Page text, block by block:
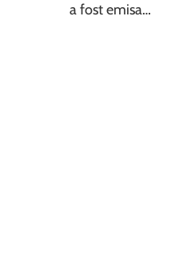
a fost emisa…